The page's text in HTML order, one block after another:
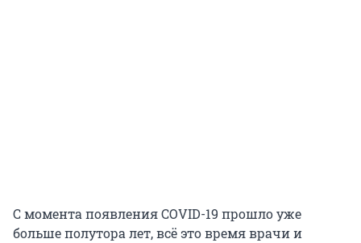
С момента появления COVID-19 прошло уже
больше полутора лет, всё это время врачи и